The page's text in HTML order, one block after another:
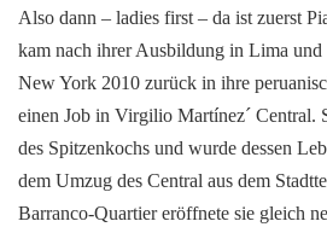
Also dann – ladies first – da ist zuerst
kam nach ihrer Ausbildung in Lima
New York 2010 zurück in ihre
einen Job in Virgilio Martínez´ Central.
des Spitzenkochs und wurde dessen
dem Umzug des Central aus dem
Barranco-Quartier eröffnete sie gleich